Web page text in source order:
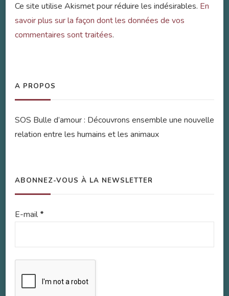
Ce site utilise Akismet pour réduire les indésirables. En
savoir plus sur la façon dont les données de vos
commentaires sont traitées.
A PROPOS
SOS Bulle d’amour : Découvrons ensemble une nouvelle
relation entre les humains et les animaux
ABONNEZ-VOUS À LA NEWSLETTER
E-mail*